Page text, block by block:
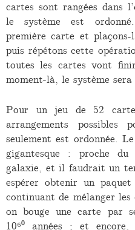
cartes sont rangées dans
le système est
première carte et
puis répétons cette
toutes les cartes vont
moment-là, le système sera
Pour un jeu de 52
arrangements
seulement est ordonnée.
gigantesque : proche du
galaxie, et il faudrait un
espérer obtenir un
continuant de mélanger
on bouge une carte par
10⁶⁰ années ; et